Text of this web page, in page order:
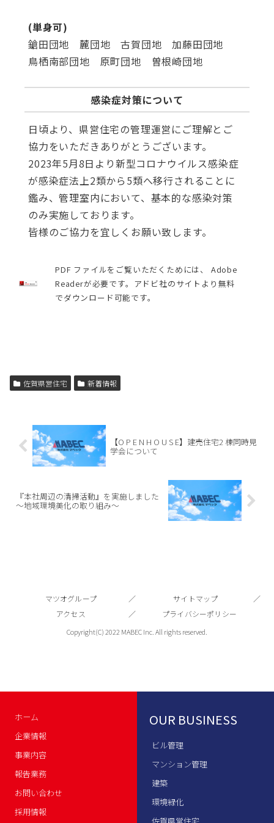
(単身可)
鎗田団地 麓団地 古賀団地 加藤田団地
鳥栖南部団地 原町団地 曽根崎団地
感染症対策について
日頃より、県営住宅の管理運営にご理解とご
協力をいただきありがとうございます。
2023年5月8日より新型コロナウイルス感染症
が感染症法上2類から5類へ移行されることに
鑑み、管理室内において、基本的な感染対策
のみ実施しております。
皆様のご協力を宜しくお願い致します。
PDF ファイルをご覧いただくためには、 Adobe
Readerが必要です。アドビ社のサイトより無料
でダウンロード可能です。
佐賀県営住宅 新着情報
【O P E N H O U S E】建売住宅2 棟同時見
学会について
『本社周辺の清掃活動』を実施しました
～地域環境美化の取り組み～
マツオグループ
サイトマップ
アクセス
プライバシーポリシー
Copyright(C) 2022 MABEC Inc. All rights reserved.
ホーム
企業情報
事業内容
報告業務
お問い合わせ
採用情報
OUR BUSINESS
ビル管理
マンション管理
建築
環境緑化